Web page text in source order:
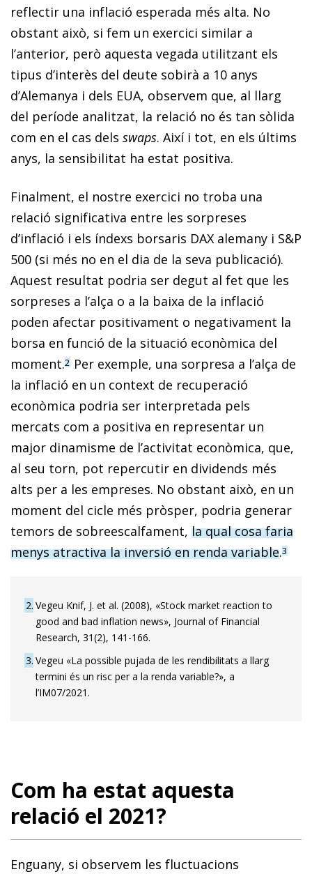
reflectir una inflació esperada més alta. No
obstant això, si fem un exercici similar a
l’anterior, però aquesta vegada utilitzant els
tipus d’interès del deute sobirà a 10 anys
d’Alemanya i dels EUA, observem que, al llarg
del període analitzat, la relació no és tan sòlida
com en el cas dels swaps. Així i tot, en els últims
anys, la sensibilitat ha estat positiva.
Finalment, el nostre exercici no troba una
relació significativa entre les sorpreses
d’inflació i els índexs borsaris DAX alemany i S&P
500 (si més no en el dia de la seva publicació).
Aquest resultat podria ser degut al fet que les
sorpreses a l’alça o a la baixa de la inflació
poden afectar positivament o negativament la
borsa en funció de la situació econòmica del
moment.2 Per exemple, una sorpresa a l’alça de
la inflació en un context de recuperació
econòmica podria ser interpretada pels
mercats com a positiva en representar un
major dinamisme de l’activitat econòmica, que,
al seu torn, pot repercutir en dividends més
alts per a les empreses. No obstant això, en un
mo­­ment del cicle més pròsper, podria generar
temors de sobreescalfament, la qual cosa faria
menys atractiva la in­­versió en renda variable.3
2 Vegeu Knif, J. et al. (2008), «Stock market reaction to
good and bad inflation news», Journal of Financial
Research, 31(2), 141-166.
3 Vegeu «La possible pujada de les rendibilitats a llarg
termini és un risc per a la renda variable?», a
l’IM07/2021.
Com ha estat aquesta
relació el 2021?
Enguany, si observem les fluctuacions